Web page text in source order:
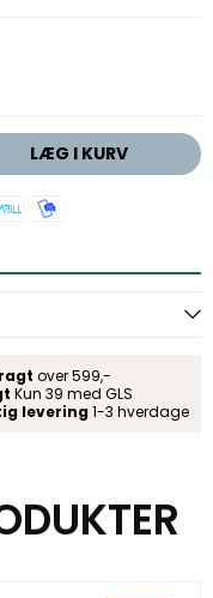
LÆG I KURV
over 599,-
Kun 39 med GLS
levering 1-3 hverdage